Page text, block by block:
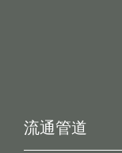
流通管道